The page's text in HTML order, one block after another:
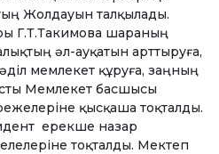
Жолдауын талқылады.
Г.Т.Такимова шараның
әл-ауқатын арттыруға,
мемлекет құруға, заңның
Мемлекет басшысы
қысқаша тоқталды.
ерекше назар
тоқталды. Мектеп